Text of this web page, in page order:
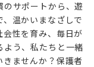
のサポートから、遊
温かいまなざしで
会性を育み、毎日が
よう、私たちと一緒
きませんか？保護者